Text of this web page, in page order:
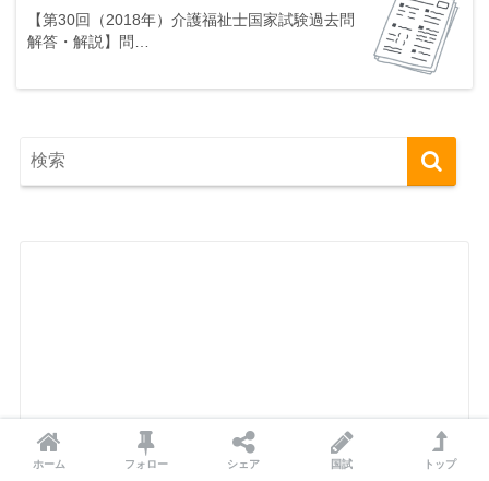
【第30回（2018年）介護福祉士国家試験過去問
解答・解説】問…
ホーム フォロー シェア 国試 トップ